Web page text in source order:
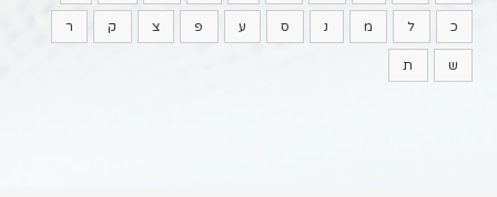
כ ל מ נ ס ע פ צ ק ר
ש ת